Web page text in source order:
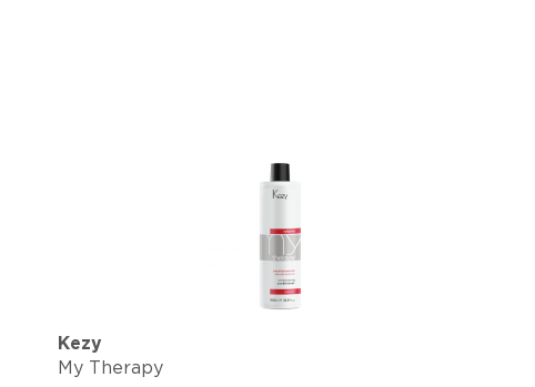
Kezy
My Therapy